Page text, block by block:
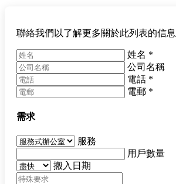
聯絡我們以了解更多關於此列表的信息
姓名 *
公司名稱
電話 *
電郵 *
需求
服務
用戶數量
搬入日期